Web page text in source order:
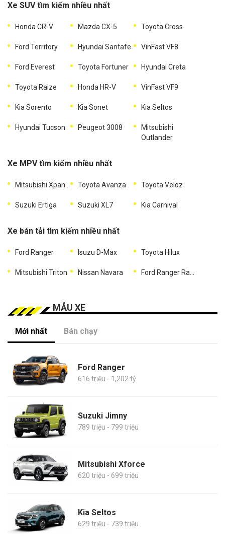
Xe SUV tìm kiếm nhiều nhất
Honda CR-V Mazda CX-5 Toyota Cross
Ford Territory Hyundai Santafe VinFast VF8
Ford Everest Toyota Fortuner Hyundai Creta
Toyota Raize Honda HR-V VinFast VF9
Kia Sorento Kia Sonet Kia Seltos
Hyundai Tucson Peugeot 3008
Mitsubishi
Outlander
Xe MPV tìm kiếm nhiều nhất
Mitsubishi Xpander Toyota Avanza Toyota Veloz
Suzuki Ertiga Suzuki XL7 Kia Carnival
Xe bán tải tìm kiếm nhiều nhất
Ford Ranger Isuzu D-Max Toyota Hilux
Mitsubishi Triton Nissan Navara Ford Ranger Raptor
MẪU XE
Mới nhất Bán chạy
Ford Ranger
616 triệu - 1,202 tỷ
Suzuki Jimny
789 triệu - 799 triệu
Mitsubishi Xforce
620 triệu - 699 triệu
Kia Seltos
629 triệu - 739 triệu